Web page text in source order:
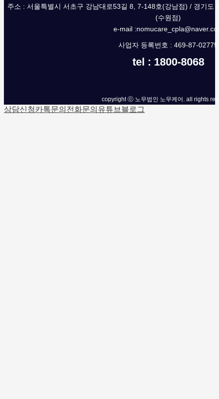
주소 : 서울특별시 서초구 강남대로53길 8, 7-148호(강남점) / 경기도
(수원점)
e-mail
사업자 등록번호 : 469-87-02775
tel : 1800-8068
copyright ⓒ 노무법인 노무케어. all rights
상담신청카톡문의 전화문의 유튜브블로그